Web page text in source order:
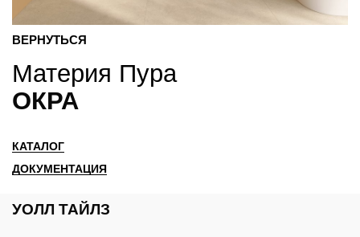
ВЕРНУТЬСЯ
Материя Пура
ОКРА
КАТАЛОГ
ДОКУМЕНТАЦИЯ
УОЛЛ ТАЙЛЗ